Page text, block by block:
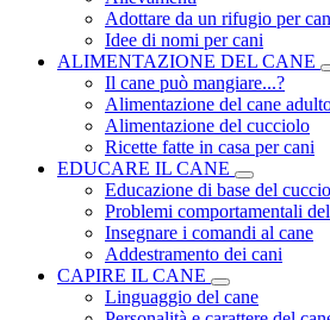
Adottare da un rifugio per
Idee di nomi per cani
ALIMENTAZIONE DEL CANE
Il cane può mangiare...?
Alimentazione del cane
Alimentazione del cucciolo
Ricette fatte in casa per cani
EDUCARE IL CANE
Educazione di base del
Problemi comportamentali
Insegnare i comandi al cane
Addestramento dei cani
CAPIRE IL CANE
Linguaggio del cane